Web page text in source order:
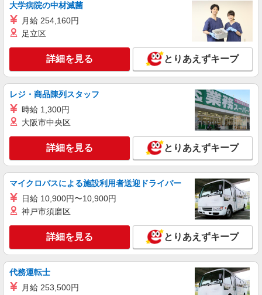
大学病院の中材滅菌
月給 254,160円
足立区
詳細を見る とりあえずキープ
レジ・商品陳列スタッフ
時給 1,300円
大阪市中央区
詳細を見る とりあえずキープ
マイクロバスによる施設利用者送迎ドライバー
日給 10,900円〜10,900円
神戸市須磨区
詳細を見る とりあえずキープ
代務運転士
月給 253,500円